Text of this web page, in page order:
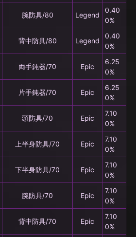
腕防具/80 Legend
0.40
0%
背中防具/80 Legend
0.40
0%
両手鈍器/70 Epic
6.25
0%
片手鈍器/70 Epic
6.25
0%
頭防具/70 Epic
7.10
0%
上半身防具/70 Epic
7.10
0%
下半身防具/70 Epic
7.10
0%
腕防具/70 Epic
7.10
0%
背中防具/70 Epic
7.10
0%